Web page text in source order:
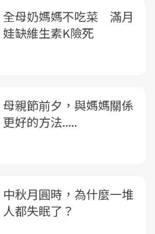
全母奶媽媽不吃菜 滿月
娃缺維生素K險死
母親節前夕，與媽媽關係
更好的方法.....
中秋月圓時，為什麼一堆
人都失眠了？